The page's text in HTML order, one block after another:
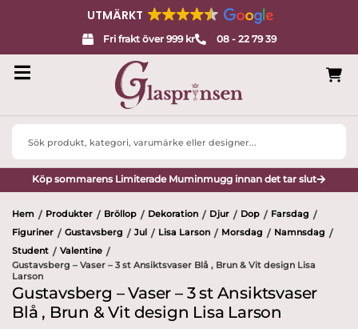
UTMÄRKT
Fri frakt över 999 kr 08 - 22 79 39
Search
Köp sommarens Limiterade Muminmugg innan det tar slut
Hem / Produkter / Bröllop / Dekoration / Djur / Dop / Farsdag /
Figuriner / Gustavsberg / Jul / Lisa Larson / Morsdag / Namnsdag /
Student / Valentine /
Gustavsberg – Vaser – 3 st Ansiktsvaser Blå , Brun & Vit design Lisa
Larson
Gustavsberg – Vaser – 3 st Ansiktsvaser
Blå , Brun & Vit design Lisa Larson